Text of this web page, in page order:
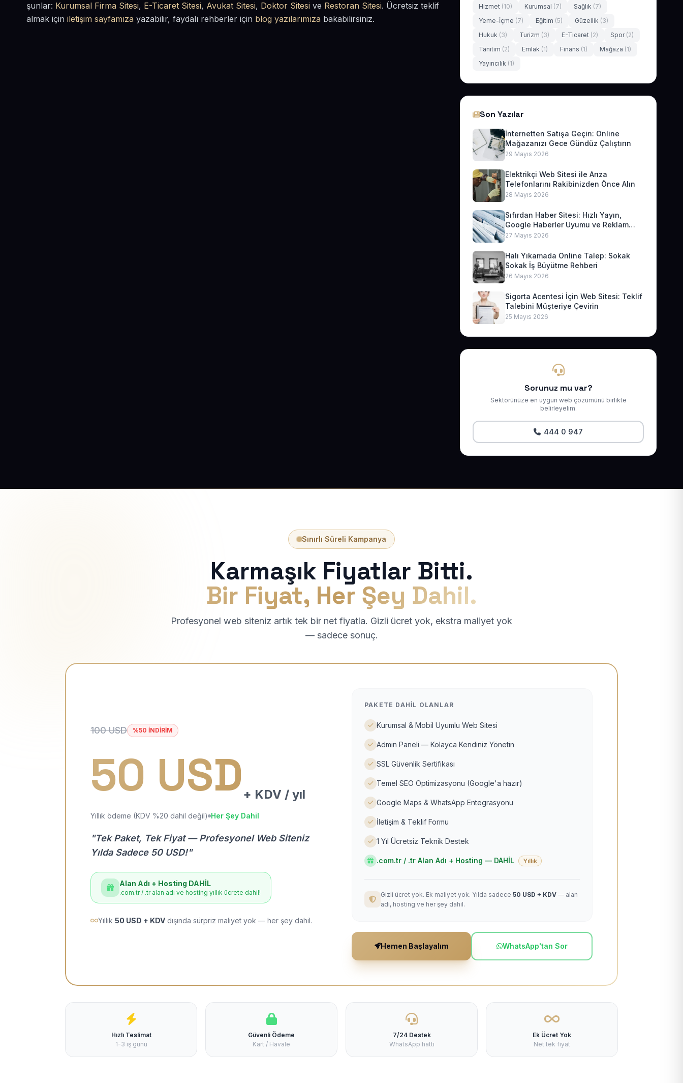
şunlar: Kurumsal Firma Sitesi, E-Ticaret Sitesi, Avukat Sitesi, Doktor Sitesi ve Restoran Sitesi. Ücretsiz teklif
almak için iletişim sayfamıza yazabilir, faydalı rehberler için blog yazılarımıza bakabilirsiniz.
Hizmet (10) Kurumsal (7) Sağlık (7)
Yeme-İçme (7) Eğitim (5) Güzellik (3)
Hukuk (3) Turizm (3) E-Ticaret (2) Spor (2)
Tanıtım (2) Emlak (1) Finans (1) Mağaza (1)
Yayıncılık (1)
Son Yazılar
İnternetten Satışa Geçin: Online
Mağazanızı Gece Gündüz Çalıştırın
29 Mayıs 2026
Elektrikçi Web Sitesi ile Arıza
Telefonlarını Rakibinizden Önce Alın
28 Mayıs 2026
Sıfırdan Haber Sitesi: Hızlı Yayın,
Google Haberler Uyumu ve Reklam
Geliri
27 Mayıs 2026
Halı Yıkamada Online Talep: Sokak
Sokak İş Büyütme Rehberi
26 Mayıs 2026
Sigorta Acentesi İçin Web Sitesi: Teklif
Talebini Müşteriye Çevirin
25 Mayıs 2026
Sorunuz mu var?
Sektörünüze en uygun web çözümünü birlikte
belirleyelim.
444 0 947
Sınırlı Süreli Kampanya
Karmaşık Fiyatlar Bitti.
Bir Fiyat, Her Şey Dahil.
Profesyonel web siteniz artık tek bir net fiyatla. Gizli ücret yok, ekstra maliyet yok
— sadece sonuç.
100 USD %50 İNDİRİM
50 USD + KDV / yıl
Yıllık ödeme (KDV %20 dahil değil) Her Şey Dahil
"Tek Paket, Tek Fiyat — Profesyonel Web Siteniz
Yılda Sadece 50 USD!"
Alan Adı + Hosting DAHİL
.com.tr / .tr alan adı ve hosting yıllık ücrete dahil!
Yıllık 50 USD + KDV dışında sürpriz maliyet yok — her şey dahil.
PAKETE DAHIL OLANLAR
Kurumsal & Mobil Uyumlu Web Sitesi
Admin Paneli — Kolayca Kendiniz Yönetin
SSL Güvenlik Sertifikası
Temel SEO Optimizasyonu (Google'a hazır)
Google Maps & WhatsApp Entegrasyonu
İletişim & Teklif Formu
1 Yıl Ücretsiz Teknik Destek
.com.tr / .tr Alan Adı + Hosting — DAHİL Yıllık
Gizli ücret yok. Ek maliyet yok. Yılda sadece 50 USD + KDV — alan
adı, hosting ve her şey dahil.
Hemen Başlayalım WhatsApp'tan Sor
Hızlı Teslimat
1-3 iş günü
Güvenli Ödeme
Kart / Havale
7/24 Destek
WhatsApp hattı
Ek Ücret Yok
Net tek fiyat